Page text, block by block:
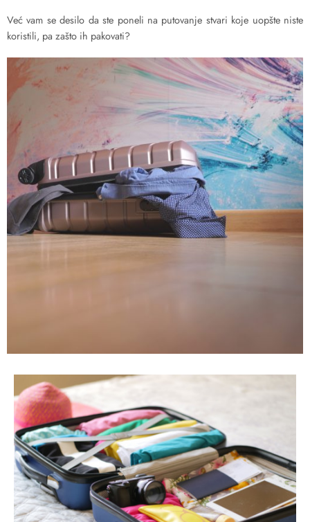
Već vam se desilo da ste poneli na putovanje stvari koje uopšte niste
koristili, pa zašto ih pakovati?